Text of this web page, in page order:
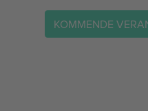
KOMMENDE